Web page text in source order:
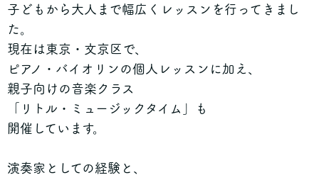
子どもから大人まで幅広くレッスンを行ってきまし
た。
現在は東京・文京区で、
ピアノ・バイオリンの個人レッスンに加え、
親子向けの音楽クラス
「リトル・ミュージックタイム」も
開催しています。
演奏家としての経験と、